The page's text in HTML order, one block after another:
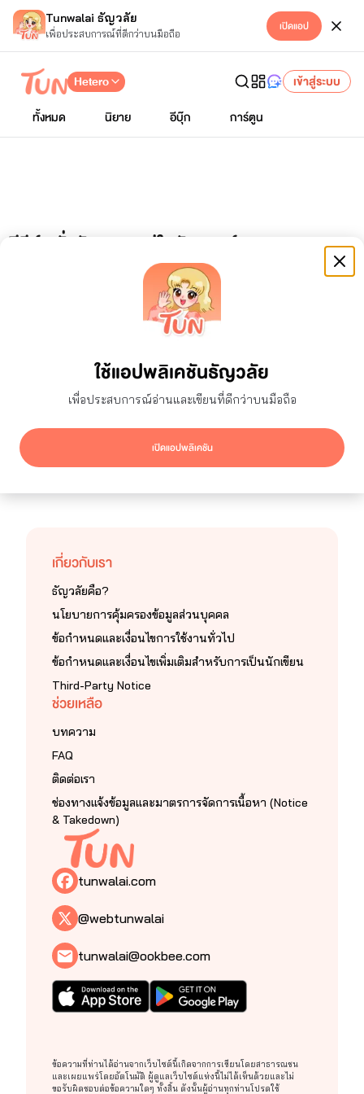
Tunwalai ธัญวลัย
เพื่อประสบการณ์ที่ดีกว่าบนมือถือ เปิดแอป
ใช้แอปพลิเคชันธัญวลัย
เพื่อประสบการณ์อ่านและเขียนที่ดีกว่าบนมือถือ
เปิดแอปพลิเคชัน
Hetero
เข้าสู่ระบบ
ทั้งหมด
นิยาย อีบุ๊ก การ์ตูน
ซีรีย์ : ยั่วรักอสูร อยู่ในธัญลิสต์
เลวให้สุดเเล้วหยุดที่โบ้
Sunflower♥️
เเนวเมียบำเรอ
เกี่ยวกับเรา
ธัญวลัยคือ?
นโยบายการคุ้มครองข้อมูลส่วนบุคคล
ข้อกำหนดและเงื่อนไขการใช้งานทั่วไป
ข้อกำหนดและเงื่อนไขเพิ่มเติมสำหรับการเป็นนักเขียน
Third-Party Notice
ช่วยเหลือ
บทความ
FAQ
ติดต่อเรา
ช่องทางแจ้งข้อมูลและมาตรการจัดการเนื้อหา (Notice
& Takedown)
tunwalai.com
@webtunwalai
tunwalai@ookbee.com
ข้อความที่ท่านได้อ่านจากเว็บไซต์นี้เกิดจากการเขียนโดยสาธารณชน
และเผยแพร่โดยอัตโนมัติ ผู้ดูแลเว็บไซต์แห่งนี้ไม่ได้เห็นด้วยและไม่
ขอรับผิดชอบต่อข้อความใดๆ ทั้งสิ้น ดังนั้นผู้อ่านทุกท่านโปรดใช้